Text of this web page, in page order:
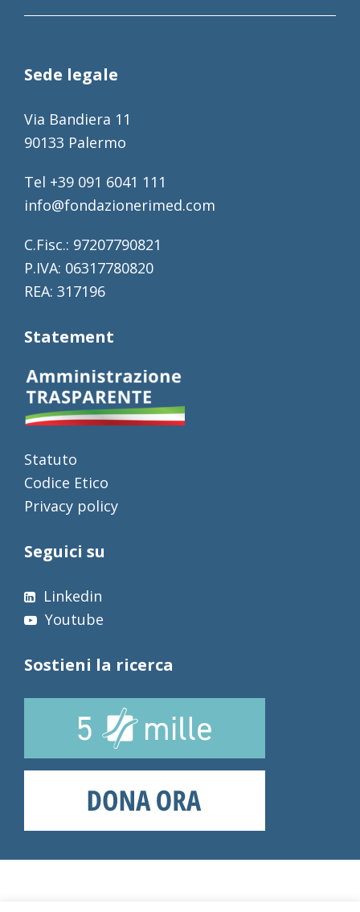
Sede legale
Via Bandiera 11
90133 Palermo
Tel +39 091 6041 111
info@fondazionerimed.com
C.Fisc.: 97207790821
P.IVA: 06317780820
REA: 317196
Statement
Statuto
Codice Etico
Privacy policy
Seguici su
Linkedin
Youtube
Sostieni la ricerca